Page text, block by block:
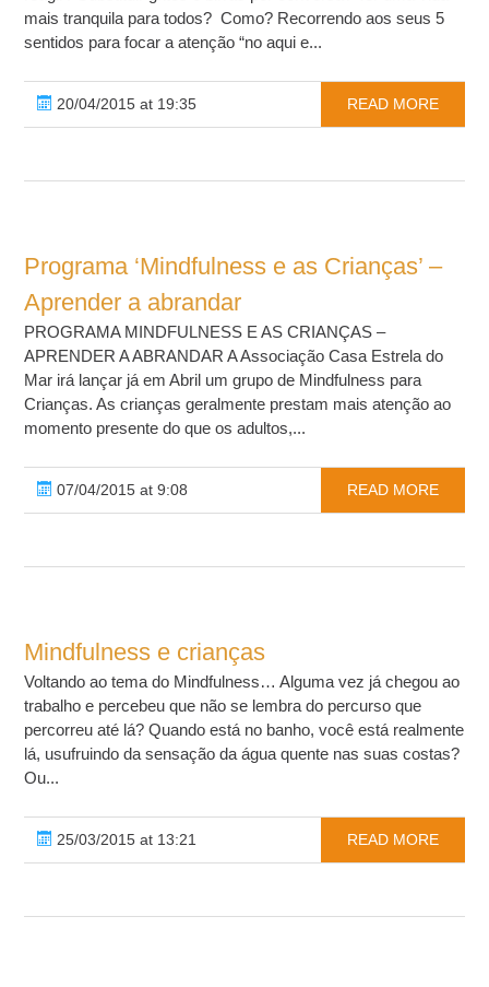
mais tranquila para todos? Como? Recorrendo aos seus 5
sentidos para focar a atenção “no aqui e...
20/04/2015 at 19:35 READ MORE
Programa ‘Mindfulness e as Crianças’ –
Aprender a abrandar
PROGRAMA MINDFULNESS E AS CRIANÇAS –
APRENDER A ABRANDAR A Associação Casa Estrela do
Mar irá lançar já em Abril um grupo de Mindfulness para
Crianças. As crianças geralmente prestam mais atenção ao
momento presente do que os adultos,...
07/04/2015 at 9:08 READ MORE
Mindfulness e crianças
Voltando ao tema do Mindfulness… Alguma vez já chegou ao
trabalho e percebeu que não se lembra do percurso que
percorreu até lá? Quando está no banho, você está realmente
lá, usufruindo da sensação da água quente nas suas costas?
Ou...
25/03/2015 at 13:21 READ MORE